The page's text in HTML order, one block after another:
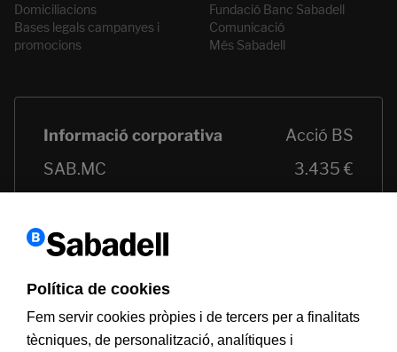
Domiciliacions
Bases legals campanyes i
promocions
Fundació Banc Sabadell
Comunicació
Més Sabadell
Política de cookies
Fem servir cookies pròpies i de tercers per a finalitats
tècniques, de personalització, analítiques i